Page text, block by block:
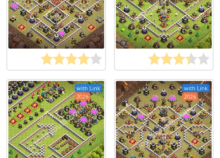
with Link
2026
with Link
2026